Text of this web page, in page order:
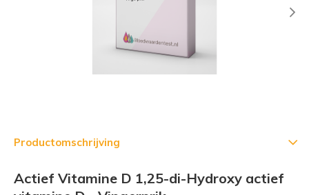
Productomschrijving
Actief Vitamine D 1,25-di-Hydroxy actief